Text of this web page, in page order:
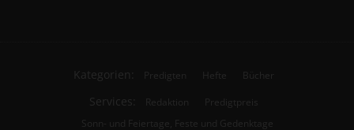
Kategorien: Predigten Hefte Bücher
Services: Redaktion
Predigtpreis
Sonn- und Feiertage, Feste und Gedenktage